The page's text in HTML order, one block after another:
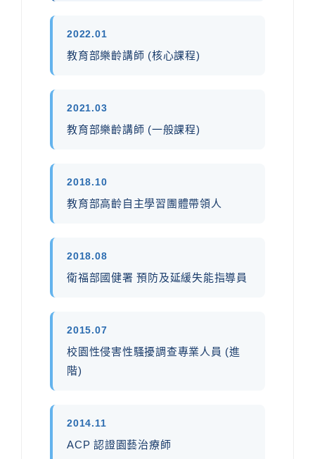
2022.01
教育部樂齡講師 (核心課程)
2021.03
教育部樂齡講師 (一般課程)
2018.10
教育部高齡自主學習團體帶領人
2018.08
衛福部國健署 預防及延緩失能指導員
2015.07
校園性侵害性騷擾調查專業人員 (進
階)
2014.11
ACP 認證園藝治療師